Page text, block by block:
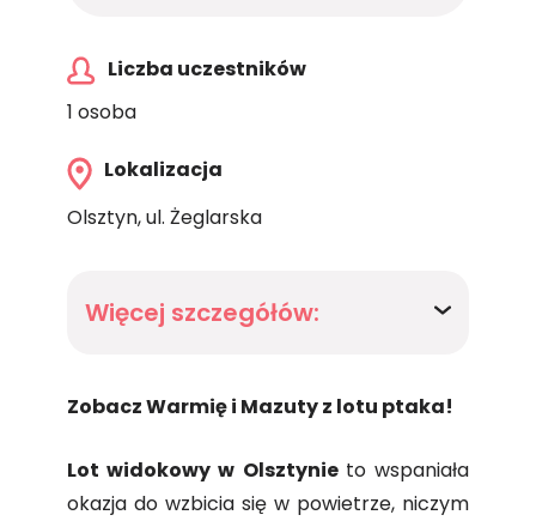
Liczba uczestników
1 osoba
Lokalizacja
Olsztyn, ul. Żeglarska
Więcej szczegółów:
Zobacz Warmię i Mazuty z lotu ptaka!
Lot widokowy w Olsztynie to wspaniała
okazja do wzbicia się w powietrze, niczym